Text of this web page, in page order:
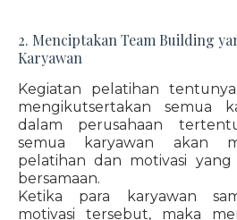
2. Menciptakan Team Building
Karyawan
Kegiatan pelatihan
mengikutsertakan semua
dalam perusahaan
semua karyawan akan
pelatihan dan motivasi
bersamaan.
Ketika para karyawan
motivasi tersebut, maka